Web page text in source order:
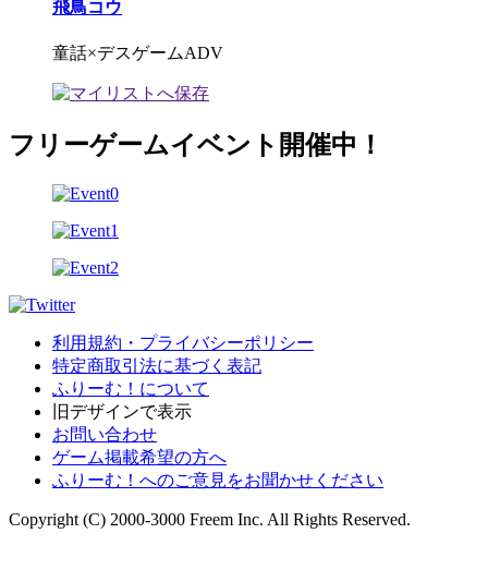
飛鳥コウ
童話×デスゲームADV
フリーゲームイベント開催中！
利用規約・プライバシーポリシー
特定商取引法に基づく表記
ふりーむ！について
旧デザインで表示
お問い合わせ
ゲーム掲載希望の方へ
ふりーむ！へのご意見をお聞かせください
Copyright (C) 2000-3000 Freem Inc. All Rights Reserved.